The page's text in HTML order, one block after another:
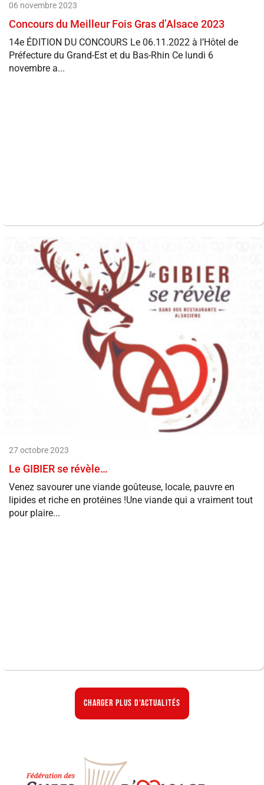
06 novembre 2023
Concours du Meilleur Fois Gras d’Alsace 2023
14e ÉDITION DU CONCOURS Le 06.11.2022 à l’Hôtel de
Préfecture du Grand-Est et du Bas-Rhin Ce lundi 6
novembre a...
27 octobre 2023
Le GIBIER se révèle…
Venez savourer une viande goûteuse, locale, pauvre en
lipides et riche en protéines !Une viande qui a vraiment tout
pour plaire...
Charger plus d'actualités